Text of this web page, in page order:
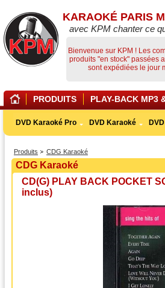
Produits CDG Karaoké
CDG Karaoké
CD(G) PLAY BACK POCKET
inclus)
KARAOKÉ PARIS
avec KPM chanter ce
Bienvenue sur KPM ! Les
produits "en stock" passées
sont expédiées le jour
PRODUITS PLAY-BACK MP3
DVD Karaoké Pro DVD Karaoké